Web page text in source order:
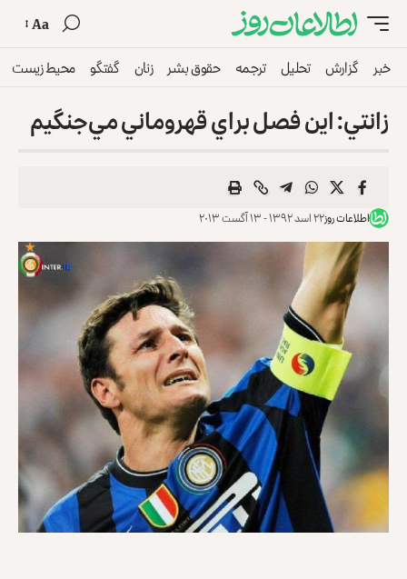
Aa
خبر گزارش تحلیل ترجمه حقوق بشر زنان گفتگو محیط زیست
زانتي: اين فصل براي قهروماني مي‌جنگيم
اطلاعات روز۲۲ اسد ۱۳۹۲ - ۱۳ آگست ۲۰۱۳